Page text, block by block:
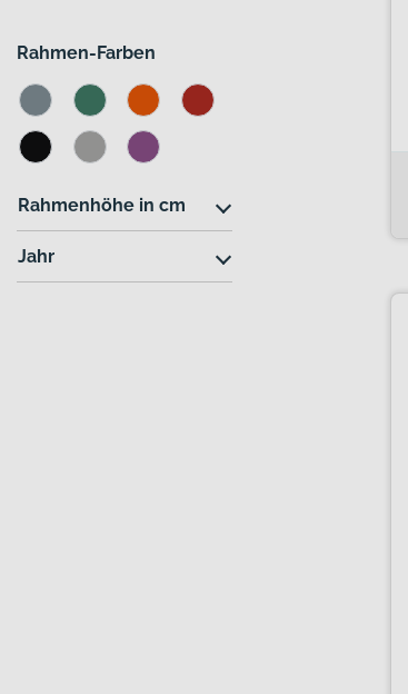
Rahmen-Farben
Rahmenhöhe in cm
Jahr